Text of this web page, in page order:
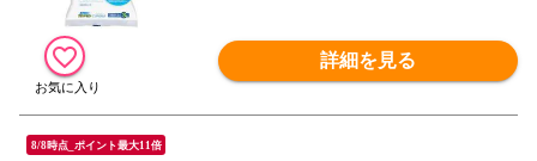
詳細を見る
8/8時点_ポイント最大11倍